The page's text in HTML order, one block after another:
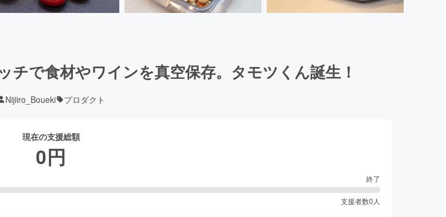
チで食材やワインを真空保存。タモツくん誕生！
Nijiiro_Boueki プロダクト
現在の支援総額
0円
終了
支援者数0 人